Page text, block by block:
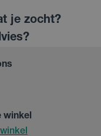
je zocht?
winkel